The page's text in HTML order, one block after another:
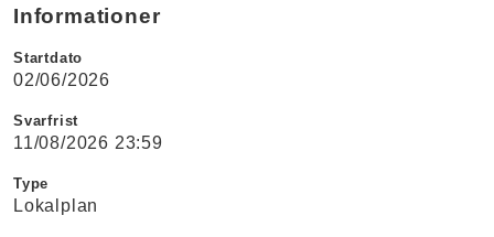
Informationer
Startdato
02/06/2026
Svarfrist
11/08/2026 23:59
Type
Lokalplan